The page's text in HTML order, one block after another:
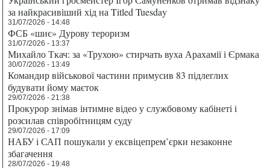
за найкрасивіший хід на Titled Tuesday
31/07/2026 - 14:48
ФСБ «шиє» Дурову тероризм
31/07/2026 - 13:37
Михайло Ткач: за «Трухою» стирчать вуха Арахамії і Єрмака
30/07/2026 - 13:49
Командир військової частини примусив 83 підлеглих
будувати йому маєток
29/07/2026 - 21:38
Прокурор знімав інтимне відео у службовому кабінеті і
розсилав співробітницям суду
29/07/2026 - 17:09
НАБУ і САП пошукали у ексвіцепрем’єрки незаконне
збагачення
28/07/2026 - 19:48